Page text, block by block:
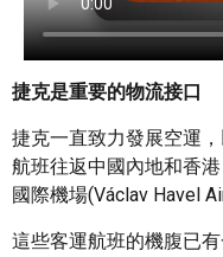
捷克是重要的物流接口
捷克一直致力發展空運
航班往返中國內地和香
國際機場(Václav Havel
這些客運航班的機腹已